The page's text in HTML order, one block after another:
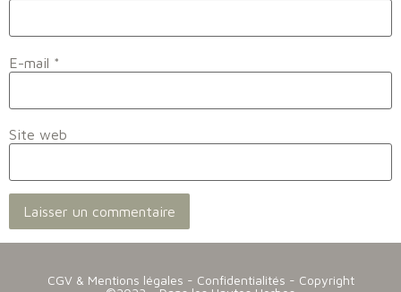
E-mail *
Site web
CGV & Mentions légales - Confidentialités - Copyright